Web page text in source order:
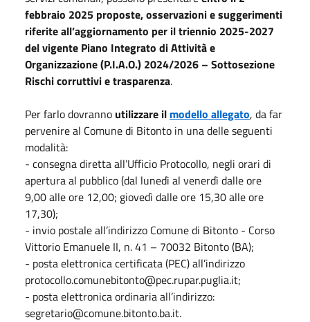
febbraio 2025 proposte, osservazioni e suggerimenti
riferite all’aggiornamento per il triennio 2025-2027
del vigente Piano Integrato di Attività e
Organizzazione (P.I.A.O.) 2024/2026 – Sottosezione
Rischi corruttivi e trasparenza.
Per farlo dovranno utilizzare il modello allegato, da far
pervenire al Comune di Bitonto in una delle seguenti
modalità:
- consegna diretta all’Ufficio Protocollo, negli orari di
apertura al pubblico (dal lunedì al venerdì dalle ore
9,00 alle ore 12,00; giovedì dalle ore 15,30 alle ore
17,30);
- invio postale all’indirizzo Comune di Bitonto - Corso
Vittorio Emanuele II, n. 41 – 70032 Bitonto (BA);
- posta elettronica certificata (PEC) all’indirizzo
protocollo.comunebitonto@pec.rupar.puglia.it;
- posta elettronica ordinaria all’indirizzo:
segretario@comune.bitonto.ba.it.